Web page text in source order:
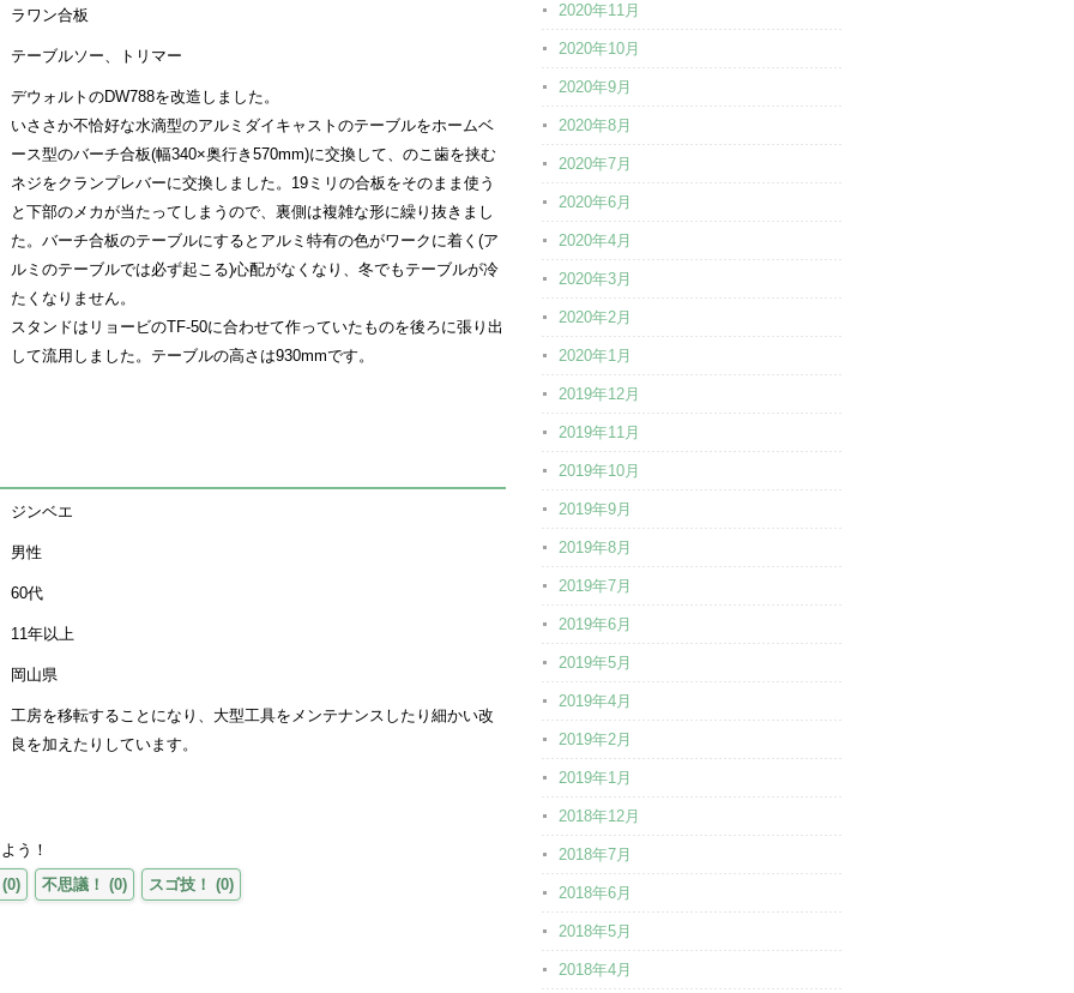
ラワン合板
テーブルソー、トリマー
デウォルトのDW788を改造しました。
いささか不恰好な水滴型のアルミダイキャストのテーブルをホームベ
ース型のバーチ合板(幅340×奥行き570mm)に交換して、のこ歯を挟む
ネジをクランプレバーに交換しました。19ミリの合板をそのまま使う
と下部のメカが当たってしまうので、裏側は複雑な形に繰り抜きまし
た。バーチ合板のテーブルにするとアルミ特有の色がワークに着く(ア
ルミのテーブルでは必ず起こる)心配がなくなり、冬でもテーブルが冷
たくなりません。
スタンドはリョービのTF-50に合わせて作っていたものを後ろに張り出
して流用しました。テーブルの高さは930mmです。
ジンベエ
男性
60代
11年以上
岡山県
工房を移転することになり、大型工具をメンテナンスしたり細かい改
良を加えたりしています。
う！
(0) 不思議！ (0) スゴ技！ (0)
2020年11月
2020年10月
2020年9月
2020年8月
2020年7月
2020年6月
2020年4月
2020年3月
2020年2月
2020年1月
2019年12月
2019年11月
2019年10月
2019年9月
2019年8月
2019年7月
2019年6月
2019年5月
2019年4月
2019年2月
2019年1月
2018年12月
2018年7月
2018年6月
2018年5月
2018年4月